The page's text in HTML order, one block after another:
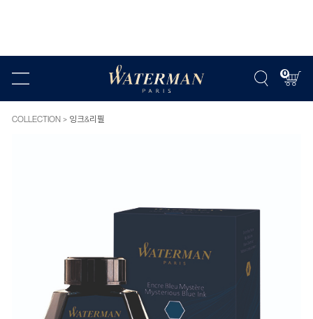
0
COLLECTION 잉크&리필